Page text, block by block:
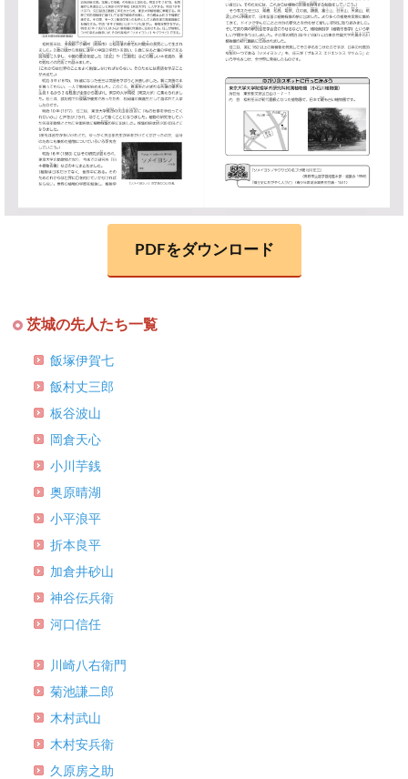
PDFをダウンロード
茨城の先人たち一覧
飯塚伊賀七
飯村丈三郎
板谷波山
岡倉天心
小川芋銭
奥原晴湖
小平浪平
折本良平
加倉井砂山
神谷伝兵衛
河口信任
川崎八右衛門
菊池謙二郎
木村武山
木村安兵衛
久原房之助